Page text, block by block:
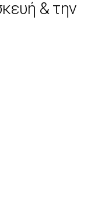
& την